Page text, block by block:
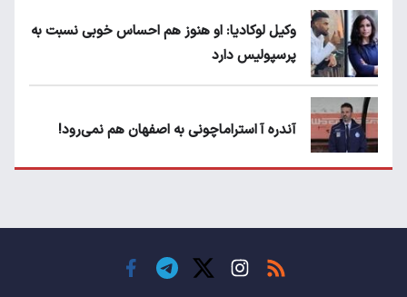
وکیل لوکادیا: او هنوز هم احساس خوبی نسبت به
پرسپولیس دارد
آندره آ استراماچونی به اصفهان هم نمی‌رود!
حسن روی هوا!